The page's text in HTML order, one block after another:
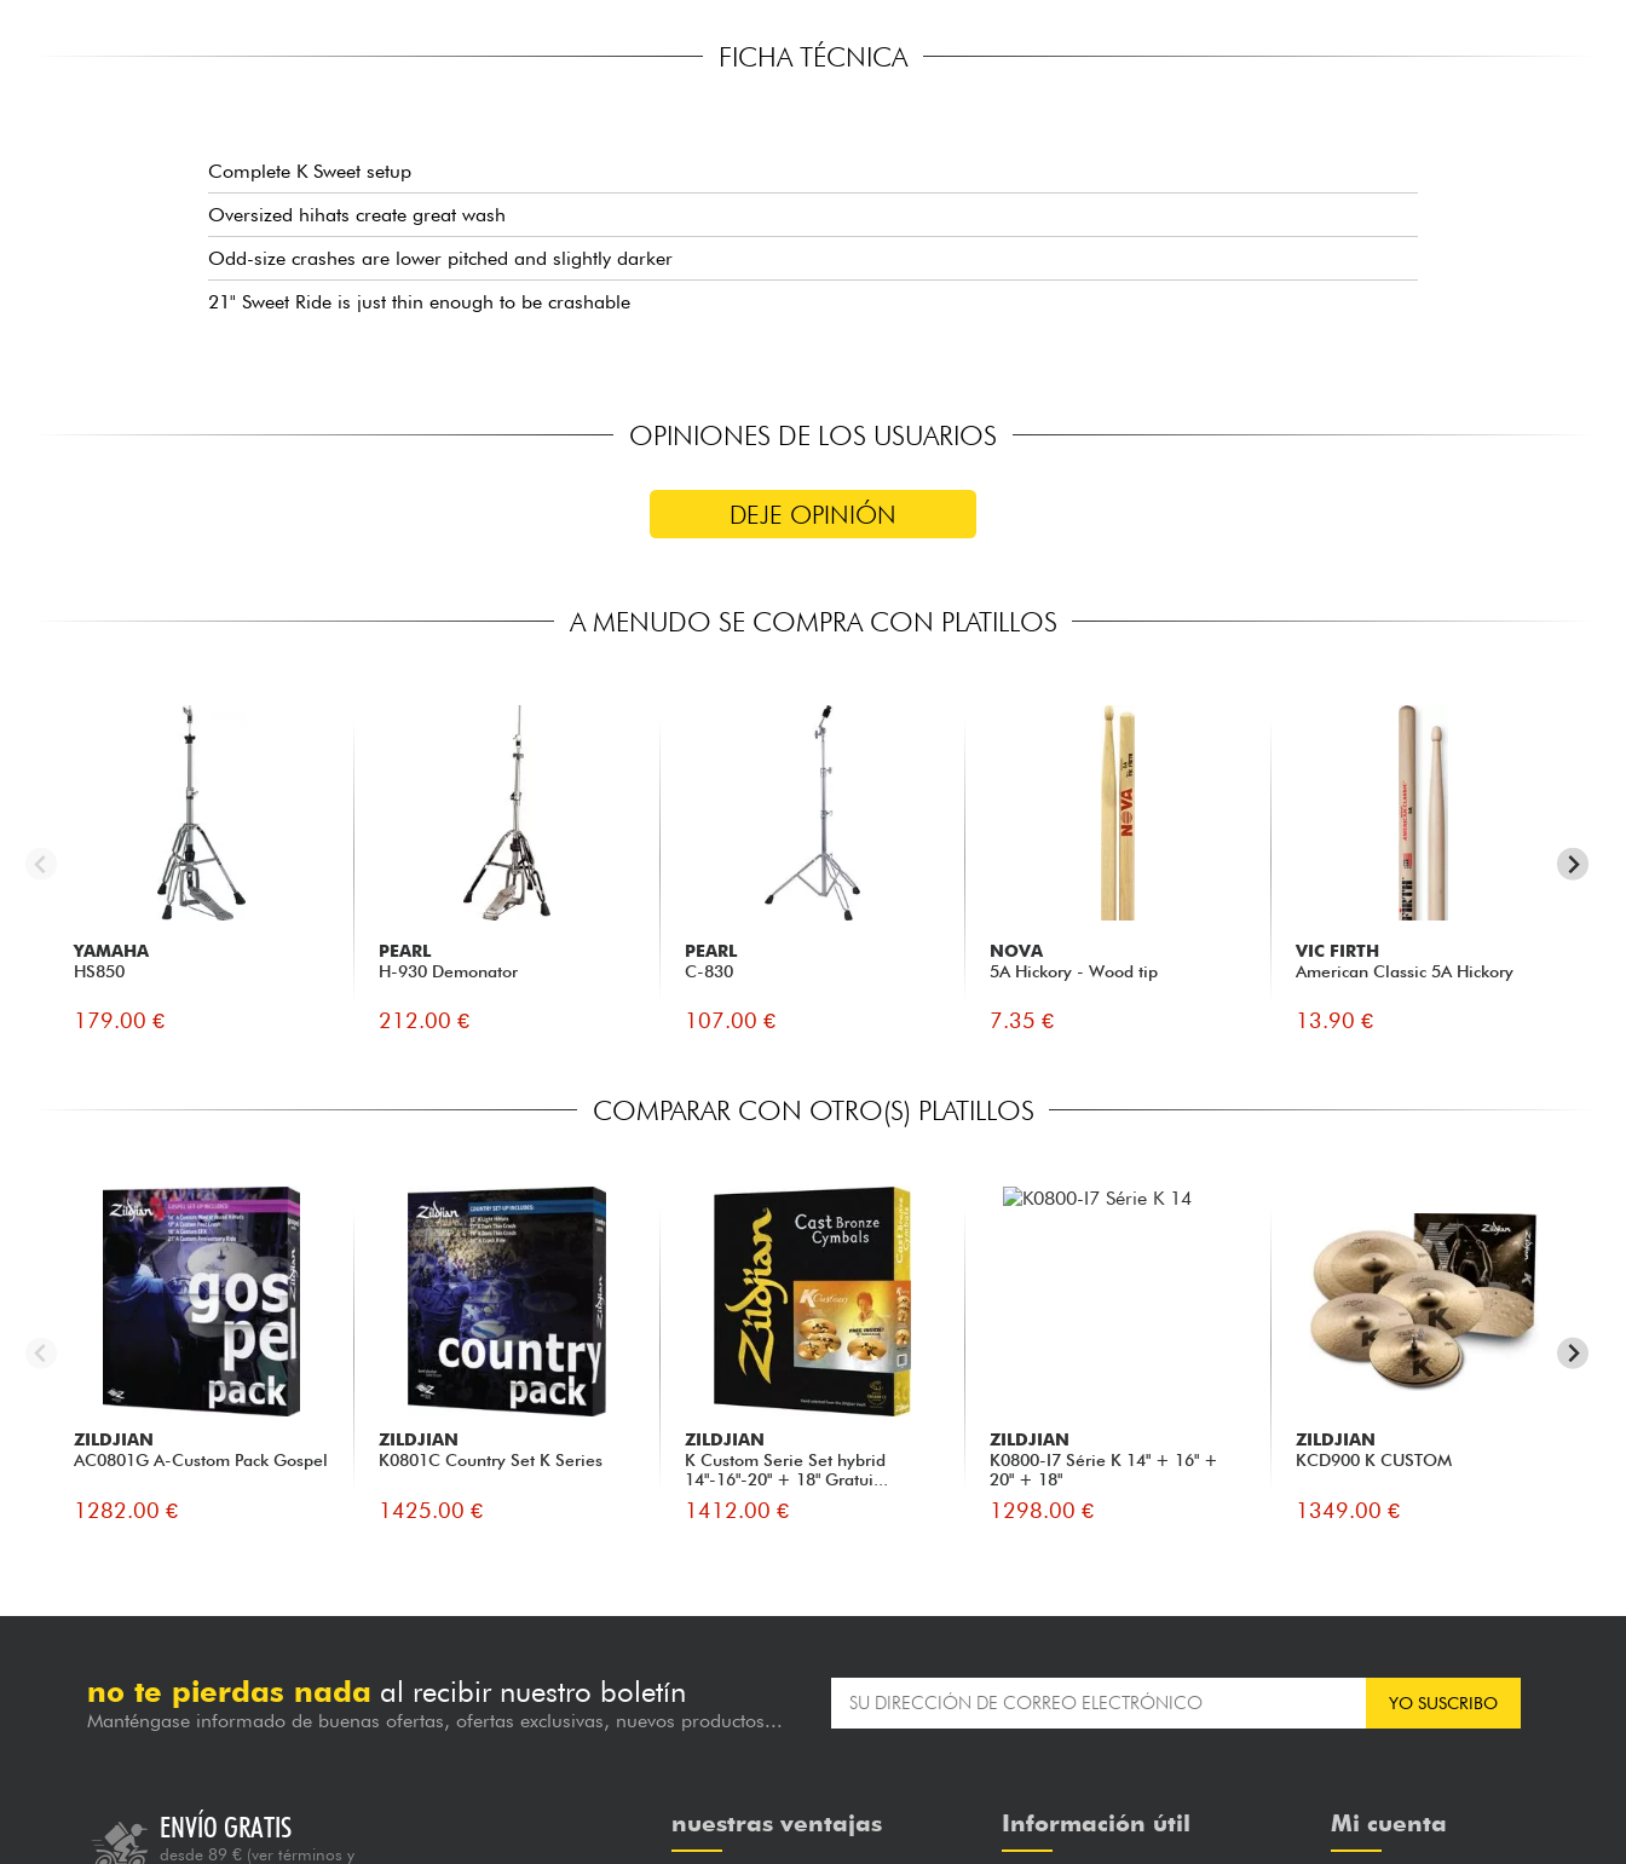
FICHA TÉCNICA
Complete K Sweet setup
Oversized hihats create great wash
Odd-size crashes are lower pitched and slightly darker
21" Sweet Ride is just thin enough to be crashable
OPINIONES DE LOS USUARIOS
DEJE OPINIÓN
A MENUDO SE COMPRA CON PLATILLOS
YAMAHA
HS850
179.00 €
PEARL
H-930 Demonator
212.00 €
PEARL
C-830
107.00 €
NOVA
5A Hickory - Wood tip
7.35 €
VIC FIRTH
American Classic 5A Hickory
13.90 €
COMPARAR CON OTRO(S) PLATILLOS
ZILDJIAN
AC0801G A-Custom Pack Gospel
1282.00 €
ZILDJIAN
K0801C Country Set K Series
1425.00 €
ZILDJIAN
K Custom Serie Set hybrid
14"-16"-20" + 18" Gratui...
1412.00 €
ZILDJIAN
K0800-I7 Série K 14" + 16" +
20" + 18"
1298.00 €
ZILDJIAN
KCD900 K CUSTOM
1349.00 €
no te pierdas nada al recibir nuestro boletín
Manténgase informado de buenas ofertas, ofertas exclusivas, nuevos productos...
YO SUSCRIBO
ENVÍO GRATIS
desde 89 € (ver términos y
nuestras ventajas Información útil Mi cuenta